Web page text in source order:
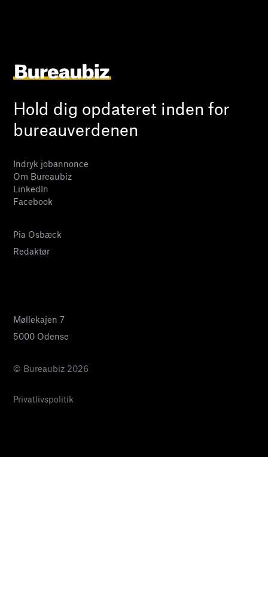
Hold dig opdateret inden for
bureauverdenen
Indryk jobannonce
Om Bureaubiz
LinkedIn
Facebook
Pia Osbæck
Redaktør
Møllekajen 7
5000 Odense
© Bureaubiz 2026
Privatlivspolitik